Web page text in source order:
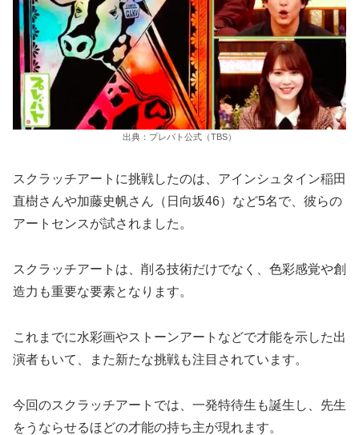
出典：プレバト公式（TBS）
スクラッチアートに挑戦したのは、アインシュタイン稲田
直樹さんや加藤史帆さん（日向坂46）など5名で、彼らの
アートセンスが試されました。
スクラッチアートは、削る技術だけでなく、色彩感覚や創
造力も重要な要素となります。
これまでに水彩画やストーンアートなどで才能を示した出
演者もいて、また新たな挑戦も注目されています。
今回のスクラッチアートでは、一発特待生も誕生し、先生
をうならせるほどの才能の持ち主が現れます。